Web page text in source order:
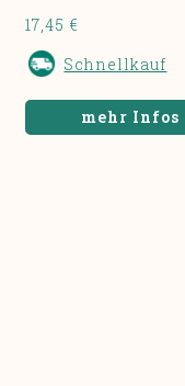
17,45 €
Schnellkauf
mehr Infos